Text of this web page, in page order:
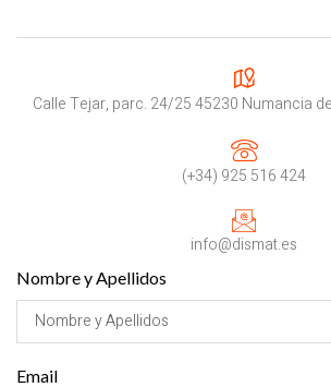
Nombre y Apellidos
Email
Calle Tejar, parc. 24/25 45230 Numancia
(+34) 925 516 424
info@dismat.es